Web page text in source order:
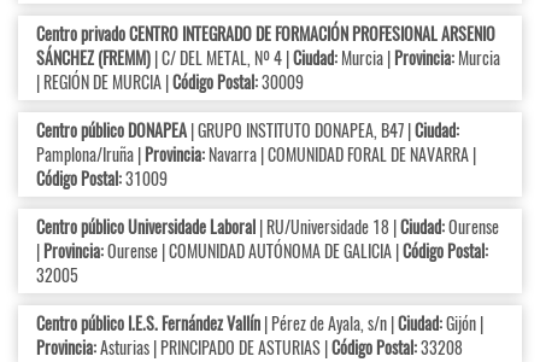
Centro privado CENTRO INTEGRADO DE FORMACIÓN PROFESIONAL ARSENIO
SÁNCHEZ (FREMM)| C/ DEL METAL, Nº 4 |Ciudad:Murcia |Provincia:Murcia
| REGIÓN DE MURCIA |Código Postal:30009
Centro público DONAPEA| GRUPO INSTITUTO DONAPEA, B47 |Ciudad:
Pamplona/Iruña |Provincia:Navarra | COMUNIDAD FORAL DE NAVARRA |
Código Postal:31009
Centro público Universidade Laboral| RU/Universidade 18 |Ciudad:Ourense
|Provincia:Ourense | COMUNIDAD AUTÓNOMA DE GALICIA |Código Postal:
32005
Centro público I.E.S. Fernández Vallín| Pérez de Ayala, s/n |Ciudad:Gijón |
Provincia:Asturias | PRINCIPADO DE ASTURIAS |Código Postal:33208